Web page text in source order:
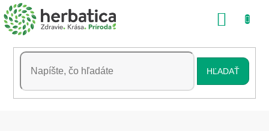
Prejsť
na
obsah
HĽADAŤ